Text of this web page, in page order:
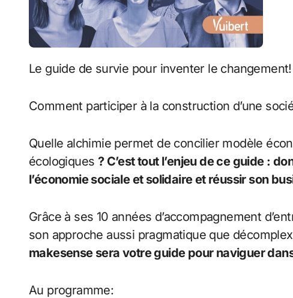
Le guide de survie pour inventer le changement!
Comment participer à la construction d’une
Quelle alchimie permet de concilier modèle
écologiques ? C’est tout l’enjeu de ce guide :
l’économie sociale et solidaire et réussir son
Grâce à ses 10 années d’accompagnement
son approche aussi pragmatique que
makesense sera votre guide pour naviguer
Au programme: